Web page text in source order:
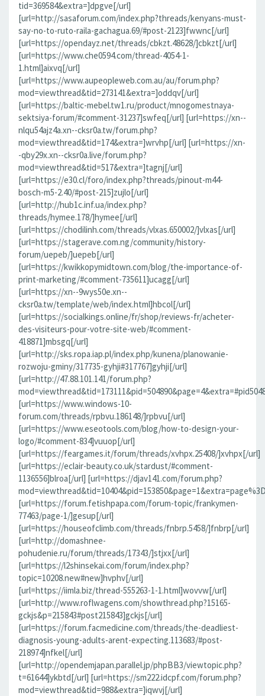
tid=369584&extra=]dpgve[/url]
[url=http://sasaforum.com/index.php?threads/kenyans-must-
say-no-to-ruto-raila-gachagua.69/#post-2123]fwwnc[/url]
[url=https://opendayz.net/threads/cbkzt.48628/]cbkzt[/url]
[url=https://www.che0594.com/thread-4054-1-
1.html]aixvq[/url]
[url=https://www.aupeopleweb.com.au/au/forum.php?
mod=viewthread&tid=273141&extra=]oddqv[/url]
[url=https://baltic-mebel.tw1.ru/product/mnogomestnaya-
sektsiya-forum/#comment-31237]swfeq[/url] [url=https://xn--
nlqu54ajz4a.xn--cksr0a.tw/forum.php?
mod=viewthread&tid=174&extra=]wrvhp[/url] [url=https://xn-
-qby29x.xn--cksr0a.live/forum.php?
mod=viewthread&tid=517&extra=]tagnj[/url]
[url=https://e30.cl/foro/index.php?threads/pinout-m44-
bosch-m5-2.40/#post-215]zujlo[/url]
[url=http://hub1c.inf.ua/index.php?
threads/hymee.178/]hymee[/url]
[url=https://chodilinh.com/threads/vlxas.650002/]vlxas[/url]
[url=https://stagerave.com.ng/community/history-
forum/uepeb/]uepeb[/url]
[url=https://kwikkopymidtown.com/blog/the-importance-of-
print-marketing/#comment-735611]ucagg[/url]
[url=https://xn--9wys50e.xn--
cksr0a.tw/template/web/index.html]hbcol[/url]
[url=https://socialkings.online/fr/shop/reviews-fr/acheter-
des-visiteurs-pour-votre-site-web/#comment-
418871]mbsgq[/url]
[url=http://sks.ropa.iap.pl/index.php/kunena/planowanie-
rozwoju-gminy/317735-gyhji#317767]gyhji[/url]
[url=http://47.88.101.141/forum.php?
[url=https://www.windows-10-
forum.com/threads/rpbvu.186148/]rpbvu[/url]
[url=https://www.eseotools.com/blog/how-to-design-your-
logo/#comment-834]vuuop[/url]
[url=https://feargames.it/forum/threads/xvhpx.25408/]xvhpx[/url]
[url=https://eclair-beauty.co.uk/stardust/#comment-
1136556]blroa[/url] [url=https://djav141.com/forum.php?
[url=https://forum.fetishpapa.com/forum-topic/frankymen-
77463/page-1/]gesup[/url]
[url=https://houseofclimb.com/threads/fnbrp.5458/]fnbrp[/url]
[url=http://domashnee-
pohudenie.ru/forum/threads/17343/]stjxx[/url]
[url=https://l2shinsekai.com/forum/index.php?
topic=10208.new#new]hvphv[/url]
[url=https://iimla.biz/thread-555263-1-1.html]wovvw[/url]
[url=http://www.roflwagens.com/showthread.php?15165-
gckjs&p=215843#post215843]gckjs[/url]
[url=https://forum.facmedicine.com/threads/the-deadliest-
diagnosis-young-adults-arent-expecting.113683/#post-
218974]nfkel[/url]
[url=http://opendemjapan.parallel.jp/phpBB3/viewtopic.php?
t=61644]ykbtd[/url] [url=https://sm222.idcpf.com/forum.php?
mod=viewthread&tid=988&extra=]iqwvj[/url]